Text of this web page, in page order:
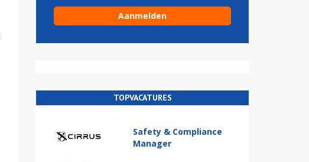
TOPVACATURES
Safety & Compliance
Manager